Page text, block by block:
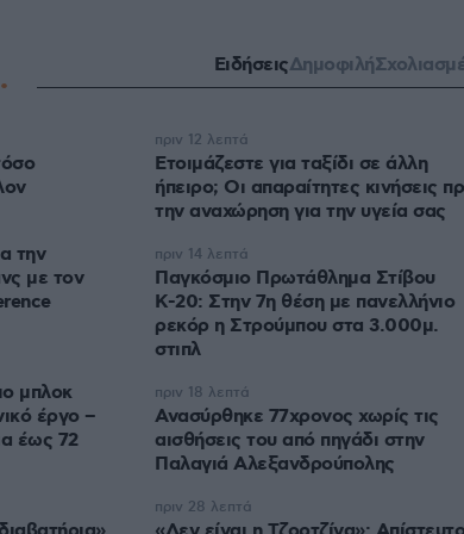
ΕιδήσειςΔημοφιλή
την
με τον
μπλοκ
έργο –
έως 72
Ετοιμάζεστε για ταξίδι σε άλλη
ήπειρο; Οι απαραίτητες κινήσεις
την αναχώρηση για την υγεία σας
πριν 12 λεπτά
Παγκόσμιο Πρωτάθλημα Στίβου
Κ-20: Στην 7η θέση με πανελλήνιο
ρεκόρ η Στρούμπου στα 3.000μ.
στιπλ
πριν 14 λεπτά
Ανασύρθηκε 77χρονος χωρίς τις
αισθήσεις του από πηγάδι στην
Παλαγιά Αλεξανδρούπολης
πριν 18 λεπτά
πριν 28 λεπτά